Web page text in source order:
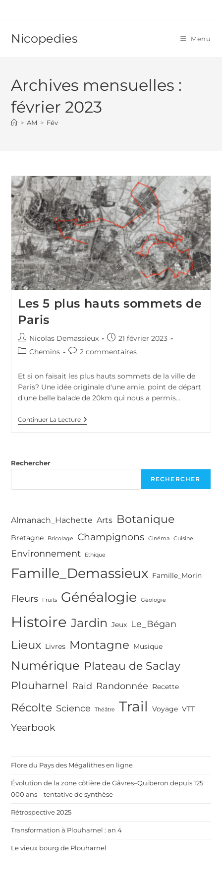
Nicopedies Menu
Archives mensuelles :
février 2023
> AM > Fév
Les 5 plus hauts sommets de
Paris
Auteur/autrice
de
Nicolas Demassieux
Publication
publiée :
21 février 2023
PostChemins
Commentaires
la
publication :
2 commentaires
Et si on faisait les plus hauts sommets de la ville de
Paris? Une idée originale d'une amie, point de départ
d'une belle balade de 20km qui nous a permis…
Continuer La LectureLes
5
Paris
Rechercher
RECHERCHER
Almanach_Hachette Arts Botanique
Bretagne Bricolage Champignons Cinéma Cuisine
Environnement Ethique
Famille_Demassieux Famille_Morin
Fleurs Fruits Généalogie Géologie
Histoire Jardin Jeux Le_Bégan
Lieux Livres Montagne Musique
Numérique Plateau de Saclay
Plouharnel Raid Randonnée Recette
Récolte Science Théâtre Trail Voyage VTT
Yearbook
Flore du Pays des Mégalithes en ligne
Évolution de la zone côtière de Gâvres–Quiberon depuis 125
000 ans – tentative de synthèse
Rétrospective 2025
Transformation à Plouharnel : an 4
Le vieux bourg de Plouharnel